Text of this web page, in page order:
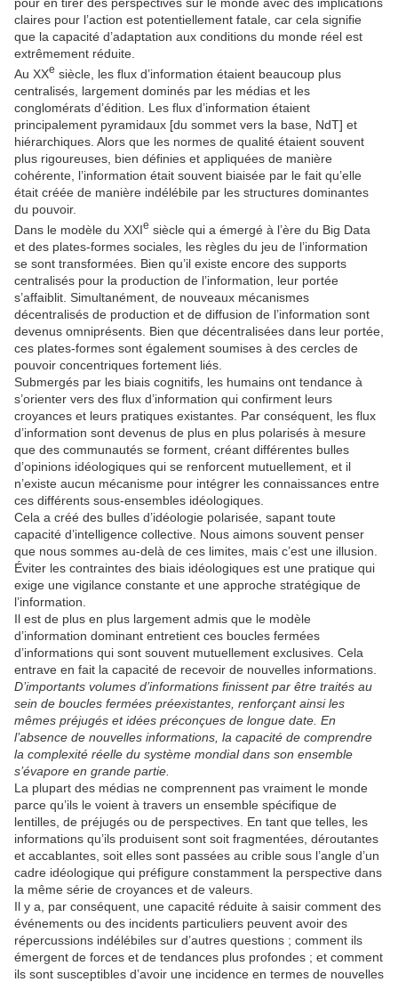
pour en tirer des perspectives sur le monde avec des implications
claires pour l’action est potentiellement fatale, car cela signifie
que la capacité d’adaptation aux conditions du monde réel est
extrêmement réduite.
Au XXe siècle, les flux d’information étaient beaucoup plus
centralisés, largement dominés par les médias et les
conglomérats d’édition. Les flux d’information étaient
principalement pyramidaux [du sommet vers la base, NdT] et
hiérarchiques. Alors que les normes de qualité étaient souvent
plus rigoureuses, bien définies et appliquées de manière
cohérente, l’information était souvent biaisée par le fait qu’elle
était créée de manière indélébile par les structures dominantes
du pouvoir.
Dans le modèle du XXIe siècle qui a émergé à l’ère du Big Data
et des plates-formes sociales, les règles du jeu de l’information
se sont transformées. Bien qu’il existe encore des supports
centralisés pour la production de l’information, leur portée
s’affaiblit. Simultanément, de nouveaux mécanismes
décentralisés de production et de diffusion de l’information sont
devenus omniprésents. Bien que décentralisées dans leur portée,
ces plates-formes sont également soumises à des cercles de
pouvoir concentriques fortement liés.
Submergés par les biais cognitifs, les humains ont tendance à
s’orienter vers des flux d’information qui confirment leurs
croyances et leurs pratiques existantes. Par conséquent, les flux
d’information sont devenus de plus en plus polarisés à mesure
que des communautés se forment, créant différentes bulles
d’opinions idéologiques qui se renforcent mutuellement, et il
n’existe aucun mécanisme pour intégrer les connaissances entre
ces différents sous-ensembles idéologiques.
Cela a créé des bulles d’idéologie polarisée, sapant toute
capacité d’intelligence collective. Nous aimons souvent penser
que nous sommes au-delà de ces limites, mais c’est une illusion.
Éviter les contraintes des biais idéologiques est une pratique qui
exige une vigilance constante et une approche stratégique de
l’information.
Il est de plus en plus largement admis que le modèle
d’information dominant entretient ces boucles fermées
d’informations qui sont souvent mutuellement exclusives. Cela
entrave en fait la capacité de recevoir de nouvelles informations.
D’importants volumes d’informations finissent par être traités au
sein de boucles fermées préexistantes, renforçant ainsi les
mêmes préjugés et idées préconçues de longue date. En
l’absence de nouvelles informations, la capacité de comprendre
la complexité réelle du système mondial dans son ensemble
s’évapore en grande partie.
La plupart des médias ne comprennent pas vraiment le monde
parce qu’ils le voient à travers un ensemble spécifique de
lentilles, de préjugés ou de perspectives. En tant que telles, les
informations qu’ils produisent sont soit fragmentées, déroutantes
et accablantes, soit elles sont passées au crible sous l’angle d’un
cadre idéologique qui préfigure constamment la perspective dans
la même série de croyances et de valeurs.
Il y a, par conséquent, une capacité réduite à saisir comment des
événements ou des incidents particuliers peuvent avoir des
répercussions indélébiles sur d’autres questions ; comment ils
émergent de forces et de tendances plus profondes ; et comment
ils sont susceptibles d’avoir une incidence en termes de nouvelles